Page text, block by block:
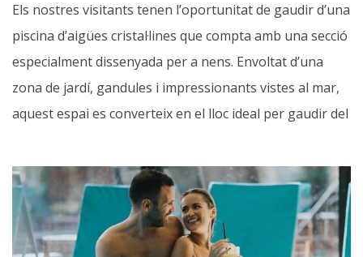
Els nostres visitants tenen l’oportunitat de gaudir d’una
piscina d’aigües cristal·lines que compta amb una secció
especialment dissenyada per a nens. Envoltat d’una
zona de jardí, gandules i impressionants vistes al mar,
aquest espai es converteix en el lloc ideal per gaudir del
Al costat de la piscina, hi ha una terrassa i un bar que
ofereixen la possibilitat de gaudir de les millors postes
de sol mentre preneu un refresc o un dels nostres
deliciosos còctels, tot amb una vista privilegiada al mar.